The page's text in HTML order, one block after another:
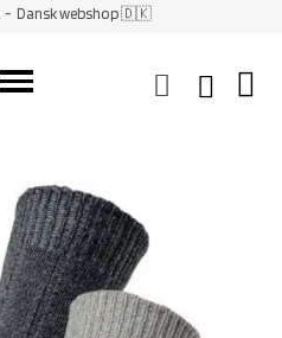
- Dansk webshop 🇩🇰